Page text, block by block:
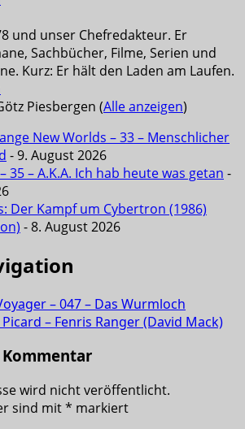
und unser Chefredakteur. Er
Sachbücher, Filme, Serien und
Kurz: Er hält den Laden am Laufen.
Piesbergen (Alle anzeigen)
New Worlds – 33 – Menschlicher
- 9. August 2026
35 – A.K.A. Ich hab heute was getan -
Der Kampf um Cybertron (1986)
- 8. August 2026
– 047 – Das Wurmloch
– Fenris Ranger (David Mack)
wird nicht veröffentlicht.
sind mit* markiert